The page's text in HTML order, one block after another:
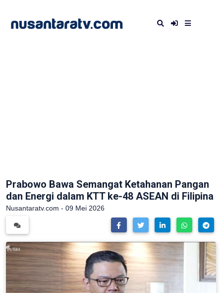
Prabowo Bawa Semangat Ketahanan Pangan
dan Energi dalam KTT ke-48 ASEAN di Filipina
Nusantaratv.com - 09 Mei 2026